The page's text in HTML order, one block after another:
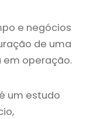
e negócios
de uma
em operação.
um estudo